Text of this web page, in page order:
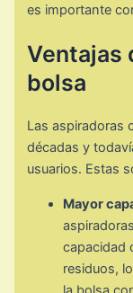
es importante
Ventajas
bolsa
Las aspiradoras
décadas y
usuarios. Estas
Mayor
capacidad
residuos,